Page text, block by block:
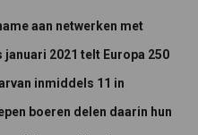
aan netwerken met
2021 telt Europa 250
inmiddels 11 in
boeren delen daarin hun